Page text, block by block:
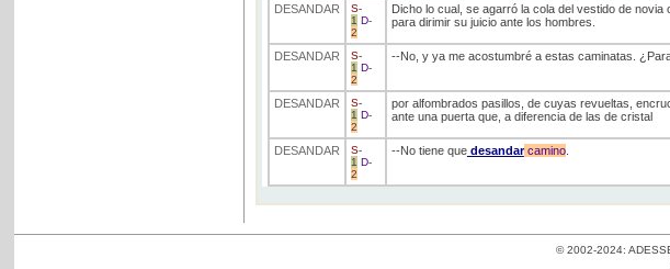
DESANDAR
S-
1 D-
2
Dicho lo cual, se agarró la cola del vestido de novia
para dirimir su juicio ante los hombres.
DESANDAR S-
1 D-
2
--No, y ya me acostumbré a estas caminatas.
DESANDAR S-
1 D-
2
por alfombrados pasillos, de cuyas revueltas,
ante una puerta que, a diferencia de las de cristal
DESANDAR S-
1 D-
2
--No tiene quedesandarcamino.
© 2002-2024: